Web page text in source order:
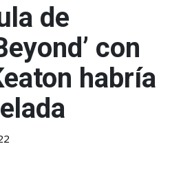
de
con
habría